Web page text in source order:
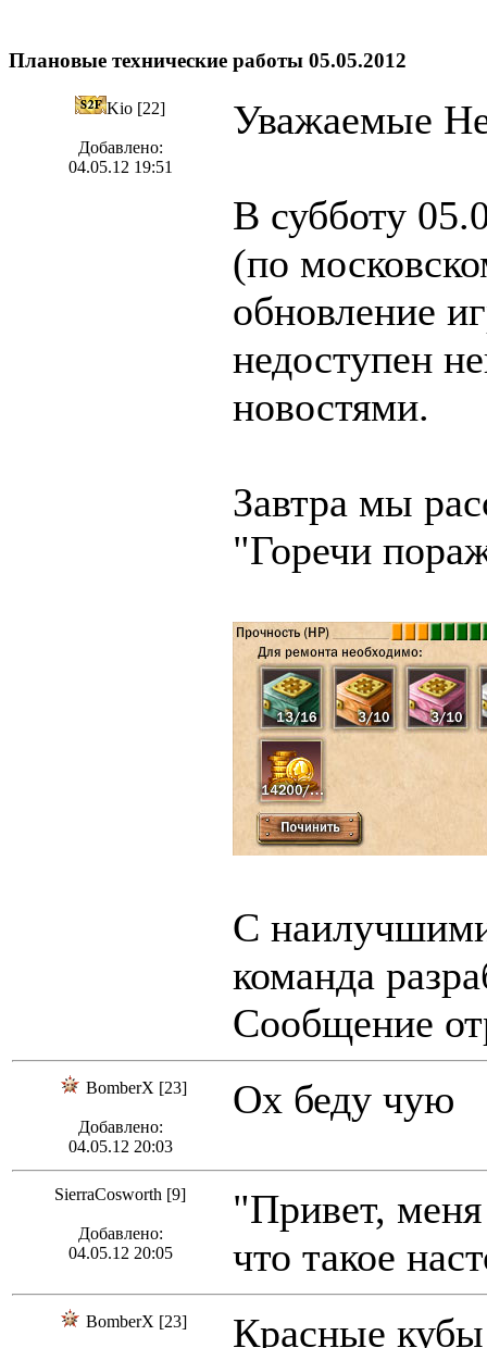
Плановые технические работы 05.05.2012
Kio [22]
Добавлено:
04.05.12 19:51
Уважаемые
В субботу
(по
обновление
недоступен
новостями.
Завтра мы
"Горечи
С
команда
Сообщение
BomberX [23]
Добавлено:
04.05.12 20:03
Ох беду чую
SierraCosworth [9]
Добавлено:
04.05.12 20:05
"Привет,
что такое
BomberX [23] Красные кубы